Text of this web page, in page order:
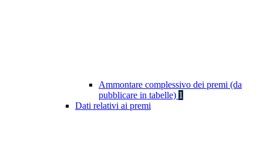
Ammontare complessivo dei premi (da
pubblicare in tabelle) 1
Dati relativi ai premi